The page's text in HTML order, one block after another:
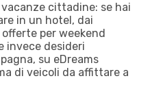
cittadine: se hai
in un hotel, dai
per weekend
invece desideri
su eDreams
di veicoli da affittare a